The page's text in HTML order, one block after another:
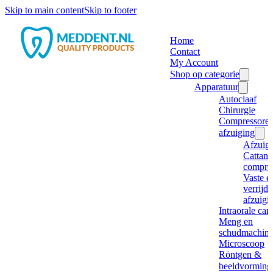
Skip to main contentSkip to footer
Home
Contact
My Account
Shop op categorie
Apparatuur
Autoclaaf
Chirurgie
afzuiging
Cattani
Vaste
Intraorale
Meng en
Microscoop
Röntgen &
beeldvorming